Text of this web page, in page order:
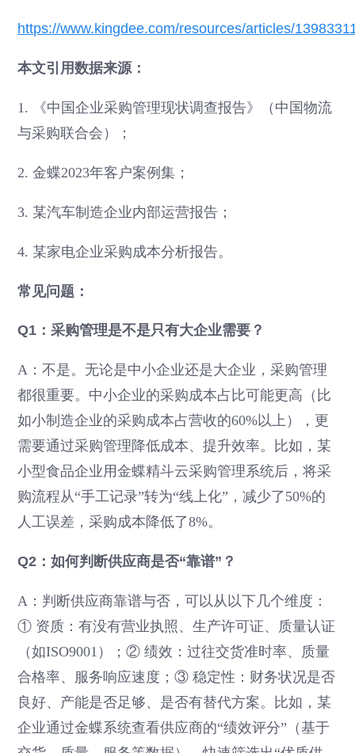
https://www.kingdee.com/resources/articles/
本文引用数据来源：
1. 《中国企业采购管理现状调查报告》（中国物流
与采购联合会）；
2. 金蝶2023年客户案例集；
3. 某汽车制造企业内部运营报告；
4. 某家电企业采购成本分析报告。
常见问题：
Q1：采购管理是不是只有大企业需要？
A：不是。无论是中小企业还是大企业，采购管理
都很重要。中小企业的采购成本占比可能更高（比
如小制造企业的采购成本占营收的60%以上），更
需要通过采购管理降低成本、提升效率。比如，某
小型食品企业用金蝶精斗云采购管理系统后，将采
购流程从“手工记录”转为“线上化”，减少了50%的
人工误差，采购成本降低了8%。
Q2：如何判断供应商是否“靠谱”？
A：判断供应商靠谱与否，可以从以下几个维度：
① 资质：有没有营业执照、生产许可证、质量认证
（如ISO9001）；② 绩效：过往交货准时率、质量
合格率、服务响应速度；③ 稳定性：财务状况是否
良好、产能是否足够、是否有替代方案。比如，某
企业通过金蝶系统查看供应商的“绩效评分”（基于